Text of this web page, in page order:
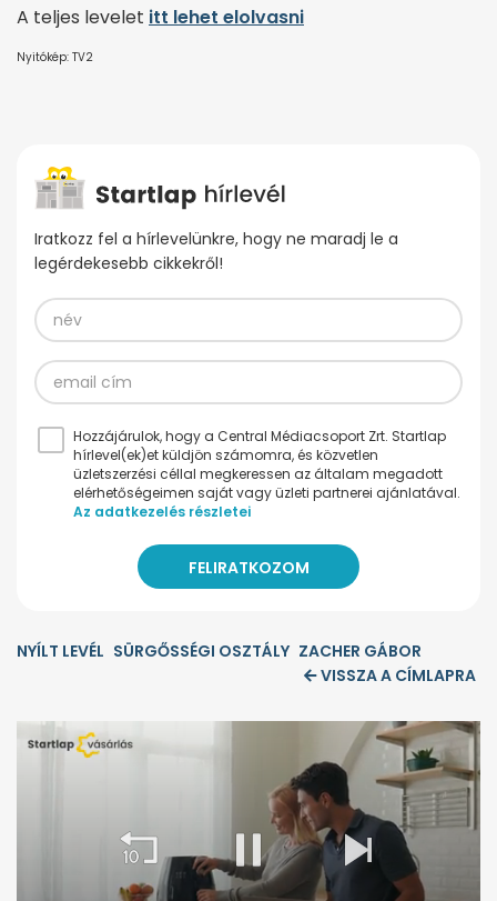
A teljes levelet itt lehet elolvasni
Nyitókép: TV2
Iratkozz fel a hírlevelünkre, hogy ne maradj le a
legérdekesebb cikkekről!
Hozzájárulok, hogy a Central Médiacsoport Zrt. Startlap
hírlevel(ek)et küldjön számomra, és közvetlen
üzletszerzési céllal megkeressen az általam megadott
elérhetőségeimen saját vagy üzleti partnerei ajánlatával.
Az adatkezelés részletei
NYÍLT LEVÉL SÜRGŐSSÉGI OSZTÁLY ZACHER GÁBOR
VISSZA A CÍMLAPRA